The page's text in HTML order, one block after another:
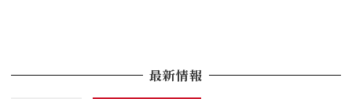
最新情報